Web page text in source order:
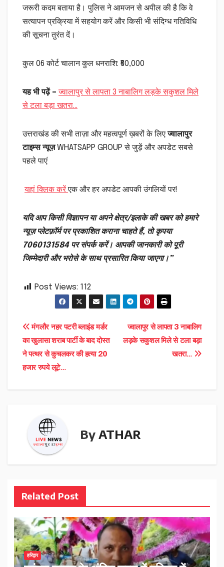
जरूरी कदम बताया है। पुलिस ने आमजन से अपील की है कि वे
सत्यापन प्रक्रिया में सहयोग करें और किसी भी संदिग्ध गतिविधि
की सूचना तुरंत दें।
कुल 06 कोर्ट चालान कुल धनराशि: ₹60,000
यह भी पढ़ें – ज्वालापुर से लापता 3 नाबालिग लड़के सकुशल मिले
से टला बड़ा खतरा…
उत्तराखंड की सभी ताज़ा और महत्वपूर्ण ख़बरों के लिएज्वालापुर
टाइम्स न्यूज़WHATSAPP GROUP से जुड़ें और अपडेट सबसे
पहले पाएं
यहां क्लिक करेंएक और हर अपडेट आपकी उंगलियों पर!
यदि आप किसी विज्ञापन या अपने क्षेत्र/इलाके की खबर को हमारे
न्यूज़ प्लेटफ़ॉर्म पर प्रकाशित कराना चाहते हैं, तो कृपया
7060131584 पर संपर्क करें। आपकी जानकारी को पूरी
जिम्मेदारी और भरोसे के साथ प्रसारित किया जाएगा।”
Post Views: 112
Post
navigation
ज्वालापुर से लापता 3 नाबालिग
लड़के सकुशल मिले से टला बड़ा
खतरा…
मंगलौर नहर पटरी ब्लाइंड मर्डर
का खुलासा शराब पार्टी के बाद दोस्त
ने पत्थर से कुचलकर की हत्या 20
हजार रुपये लूटे…
By ATHAR
Related Post
हरिद्वार